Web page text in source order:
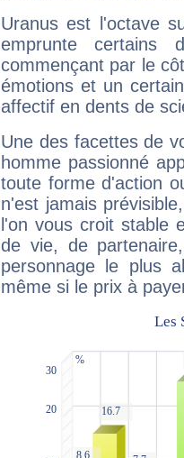
Uranus est l'octave
emprunte
commençant par le
émotions et un
affectif en dents de
Une des facettes de
homme passionné
toute forme d'action
n'est jamais
l'on vous croit stable
de vie, de
personnage le plus
même si le prix à